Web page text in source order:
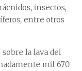
insectos,
entre otros
la lava del
mil 670